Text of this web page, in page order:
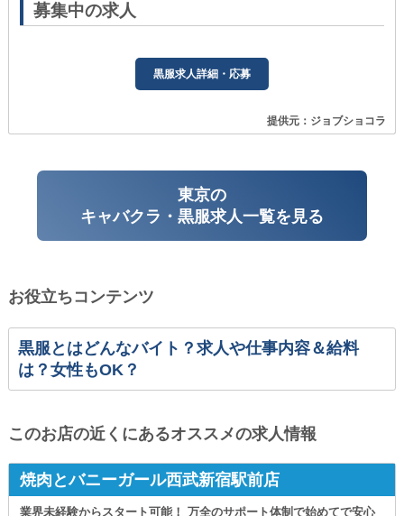
募集中の求人
黒服求人詳細・応募
提供元：ジョブショコラ
東京の
キャバクラ・黒服求人一覧を見る
お役立ちコンテンツ
黒服とはどんなバイト？求人や仕事内容＆給料
は？女性もOK？
このお店の近くにあるオススメの求人情報
焼肉とバニーガール西武新宿駅前店
業界未経験からスタート可能！ 万全のサポート体制で始めてで安心